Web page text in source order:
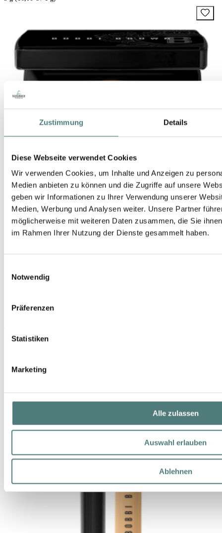
Zustimmung Details
Diese Webseite verwendet Cookies
Wir verwenden Cookies, um Inhalte und Anzeigen zu
Medien anbieten zu können und die Zugriffe auf unsere
geben wir Informationen zu Ihrer Verwendung unserer
Medien, Werbung und Analysen weiter. Unsere Partner
möglicherweise mit weiteren Daten zusammen, die Sie
im Rahmen Ihrer Nutzung der Dienste gesammelt haben.
Notwendig
Präferenzen
Statistiken
Marketing
Alle zulassen
Auswahl erlauben
Ablehnen
Powder